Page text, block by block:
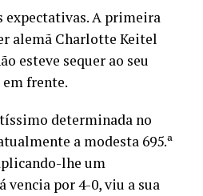
expectativas. A primeira
alemã Charlotte Keitel
esteve sequer ao seu
frente.
determinada no
a modesta 695.ª
lhe um
vencia por 4-0, viu a sua